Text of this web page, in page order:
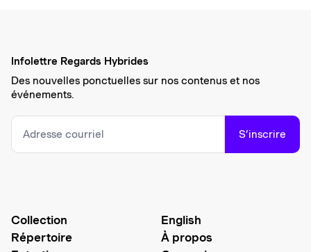
Infolettre Regards Hybrides
Des nouvelles ponctuelles sur nos contenus et nos
événements.
S’inscrire
Collection
Répertoire
English
À propos